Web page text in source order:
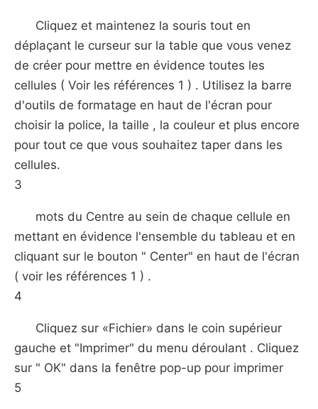
Cliquez et maintenez la souris tout en
déplaçant le curseur sur la table que vous venez
de créer pour mettre en évidence toutes les
cellules ( Voir les références 1 ) . Utilisez la barre
d'outils de formatage en haut de l'écran pour
choisir la police, la taille , la couleur et plus encore
pour tout ce que vous souhaitez taper dans les
cellules.
3
mots du Centre au sein de chaque cellule en
mettant en évidence l'ensemble du tableau et en
cliquant sur le bouton " Center" en haut de l'écran
( voir les références 1 ) .
4
Cliquez sur «Fichier» dans le coin supérieur
gauche et "Imprimer" du menu déroulant . Cliquez
sur " OK" dans la fenêtre pop-up pour imprimer
5